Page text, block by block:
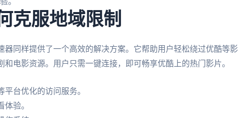
克服地域限制
器同样提供了一个高效的解决方案。它帮助用户轻松绕过优酷等影
电影资源。用户只需一键连接，即可畅享优酷上的热门影片。
台优化的访问服务。
验。